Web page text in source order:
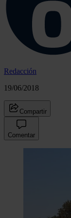
Redacción
19/06/2018
Compartir
Comentar